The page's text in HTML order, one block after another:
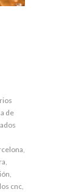
de
,
,
,
cnc,